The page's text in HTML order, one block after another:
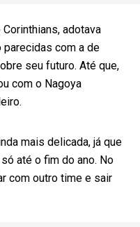
adotava
com a de
seu futuro. Até que,
com o Nagoya
mais delicada, já que
até o fim do ano. No
com outro time e sair